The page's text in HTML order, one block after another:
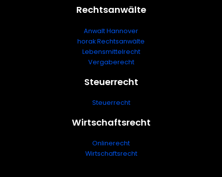
Rechtsanwälte
Anwalt Hannover
horak Rechtsanwälte
Lebensmittelrecht
Vergaberecht
Steuerrecht
Steuerrecht
Wirtschaftsrecht
Onlinerecht
Wirtschaftsrecht